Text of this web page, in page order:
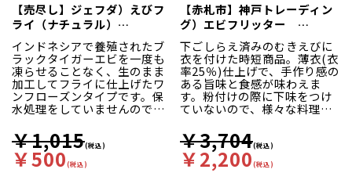
【売尽し】ジェフダ）えびフ
ライ（ナチュラル）
2L（21/25） 約30g×10尾
入
インドネシアで養殖されたブ
ラックタイガーエビを一度も
凍らせることなく、生のまま
加工してフライに仕上げたワ
ンフローズンタイプです。保
水処理をしていませんので、
エビ本来の食感をお楽しみ頂
けます。
￥1,015(税込)
￥500(税込)
【赤札市】神戸トレーディン
グ）エビフリッター
1kg（約12.5g×80尾入）
下ごしらえ済みのむきえびに
衣を付けた時短商品。薄衣(衣
率25％)仕上げで、手作り感の
ある旨味と食感が味わえま
す。粉付けの際に下味をつけ
ていないので、様々な料理に
チモチ感とエビのプリプリ感
が絶妙な味わいです。
￥3,704(税込)
￥2,200(税込)